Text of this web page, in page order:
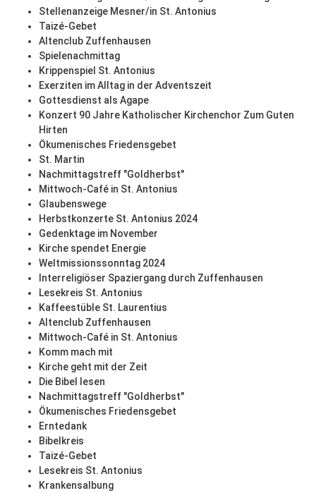
Stellenanzeige Mesner/in St. Antonius
Taizé-Gebet
Altenclub Zuffenhausen
Spielenachmittag
Krippenspiel St. Antonius
Exerziten im Alltag in der Adventszeit
Gottesdienst als Agape
Konzert 90 Jahre Katholischer Kirchenchor Zum Guten
Hirten
Ökumenisches Friedensgebet
St. Martin
Nachmittagstreff "Goldherbst"
Mittwoch-Café in St. Antonius
Glaubenswege
Herbstkonzerte St. Antonius 2024
Gedenktage im November
Kirche spendet Energie
Weltmissionssonntag 2024
Interreligiöser Spaziergang durch Zuffenhausen
Lesekreis St. Antonius
Kaffeestüble St. Laurentius
Altenclub Zuffenhausen
Mittwoch-Café in St. Antonius
Komm mach mit
Kirche geht mit der Zeit
Die Bibel lesen
Nachmittagstreff "Goldherbst"
Ökumenisches Friedensgebet
Erntedank
Bibelkreis
Taizé-Gebet
Lesekreis St. Antonius
Krankensalbung